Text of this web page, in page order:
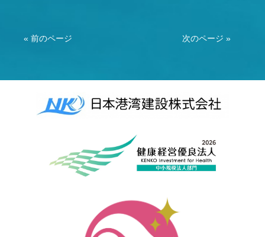
« 前のページ 次のページ »